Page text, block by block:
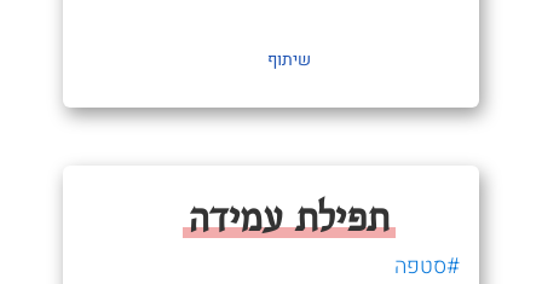
שיתוף
תפילת עמידה
#סטפה